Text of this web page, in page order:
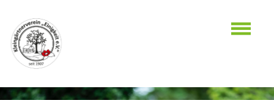
UNKATEGORISIERT